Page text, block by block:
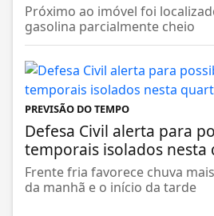
Próximo ao imóvel foi
gasolina parcialmente cheio
PREVISÃO DO TEMPO
Defesa Civil alerta para
temporais isolados nesta
Frente fria favorece chuva
da manhã e o início da tarde